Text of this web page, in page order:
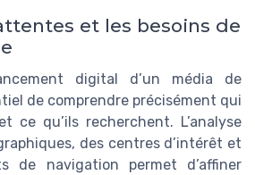
et les besoins de
digital d’un média de
de comprendre précisément qui
ce qu’ils recherchent. L’analyse
des centres d’intérêt et
de navigation permet d’affiner